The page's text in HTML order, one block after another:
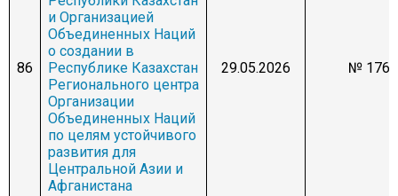
86
и Организацией
Объединенных Наций
о создании в
Республике Казахстан
Регионального центра
Организации
Объединенных Наций
по целям устойчивого
развития для
Центральной Азии и
Афганистана
29.05.2026 № 1766